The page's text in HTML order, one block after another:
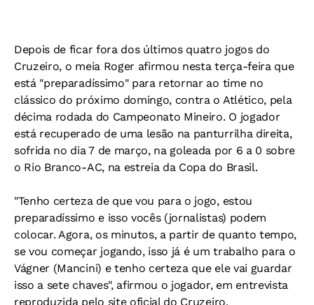
Depois de ficar fora dos últimos quatro jogos do
Cruzeiro, o meia Roger afirmou nesta terça-feira que
está "preparadíssimo" para retornar ao time no
clássico do próximo domingo, contra o Atlético, pela
décima rodada do Campeonato Mineiro. O jogador
está recuperado de uma lesão na panturrilha direita,
sofrida no dia 7 de março, na goleada por 6 a 0 sobre
o Rio Branco-AC, na estreia da Copa do Brasil.
"Tenho certeza de que vou para o jogo, estou
preparadíssimo e isso vocês (jornalistas) podem
colocar. Agora, os minutos, a partir de quanto tempo,
se vou começar jogando, isso já é um trabalho para o
Vágner (Mancini) e tenho certeza que ele vai guardar
isso a sete chaves", afirmou o jogador, em entrevista
reproduzida pelo site oficial do Cruzeiro.